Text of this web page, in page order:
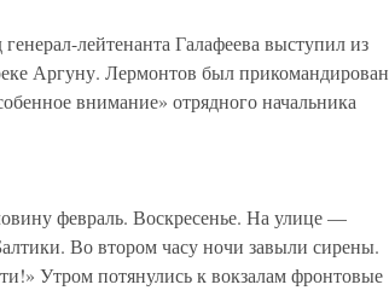
лейтенанта Галафеева выступил из
Аргуну. Лермонтов был прикомандирован
внимание» отрядного начальника
февраль. Воскресенье. На улице —
Во втором часу ночи завыли сирены.
Утром потянулись к вокзалам фронтовые